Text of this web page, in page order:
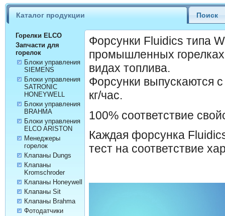
Каталог продукции Поиск
Горелки ELCO
Запчасти для
горелок
Блоки управления
SIEMENS
Блоки управления
SATRONIC
HONEYWELL
Блоки управления
BRAHMA
Блоки управления
ELCO ARISTON
Менеджеры
горелок
Клапаны Dungs
Клапаны
Kromschroder
Клапаны Honeywell
Клапаны Sit
Клапаны Brahma
Фотодатчики
Форсунки Fluidics типа
промышленных
видах топлива.
Форсунки выпускаются
кг/час.
100% соответствие
Каждая форсунка
тест на соответствие